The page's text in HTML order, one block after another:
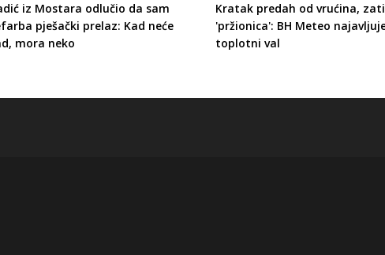
iz Mostara odlučio da sam
pješački prelaz: Kad neće
mora neko
Kratak predah od vrućina,
'pržionica': BH Meteo
toplotni val